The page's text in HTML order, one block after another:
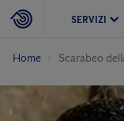
SERVIZI
Home Scarabeo